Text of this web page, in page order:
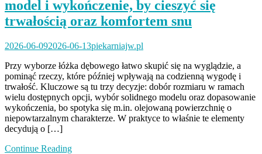
model i wykończenie, by cieszyć się
trwałością oraz komfortem snu
2026-06-092026-06-13piekarniajw.pl
Przy wyborze łóżka dębowego łatwo skupić się na wyglądzie, a
pominąć rzeczy, które później wpływają na codzienną wygodę i
trwałość. Kluczowe są tu trzy decyzje: dobór rozmiaru w ramach
wielu dostępnych opcji, wybór solidnego modelu oraz dopasowanie
wykończenia, bo spotyka się m.in. olejowaną powierzchnię o
niepowtarzalnym charakterze. W praktyce to właśnie te elementy
decydują o […]
Continue Reading